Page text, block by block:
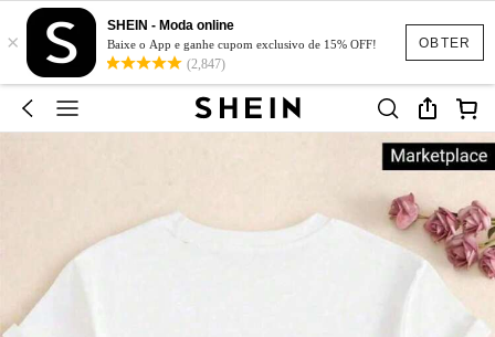
OBTER
×
SHEIN - Moda online
Baixe o App e ganhe cupom exclusivo de 15% OFF!
(2,847)